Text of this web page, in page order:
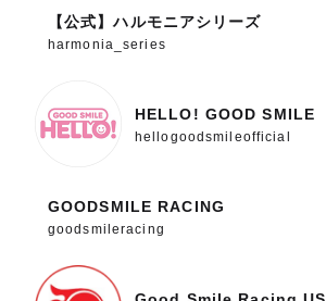
【公式】ハルモニアシリーズ
harmonia_series
HELLO! GOOD SMILE
hellogoodsmileofficial
GOODSMILE RACING
goodsmileracing